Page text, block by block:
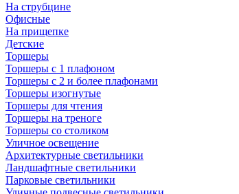
На струбцине
Офисные
На прищепке
Детские
Торшеры
Торшеры с 1 плафоном
Торшеры с 2 и более плафонами
Торшеры изогнутые
Торшеры для чтения
Торшеры на треноге
Торшеры со столиком
Уличное освещение
Архитектурные светильники
Ландшафтные светильники
Парковые светильники